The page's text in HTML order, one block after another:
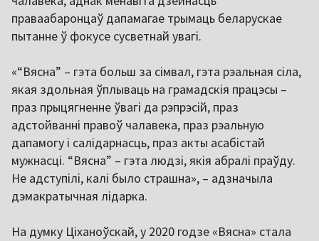
праваабаронцаў дапамагае трымаць беларускае
пытанне ў фокусе сусветнай увагі.
«“Вясна” – гэта больш за сімвал, гэта рэальная сіла,
якая здольная ўплываць на грамадскія працэсы –
праз прыцягненне ўвагі да рэпрэсій, праз
адстойванні правоў чалавека, праз рэальную
дапамогу і салідарнасць, праз акты асабістай
мужнасці. “Вясна” – гэта людзі, якія абралі праўду.
Не адступілі, калі было страшна», – адзначыла
дэмакратычная лідарка.
На думку Ціханоўскай, у 2020 годзе «Вясна» стала